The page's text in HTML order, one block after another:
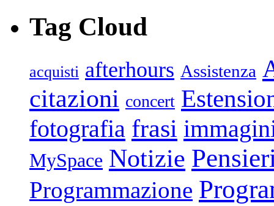
Tag Cloud
acquisti afterhours Assistenza
citazioni concert
fotografia frasi
MySpace Notizie
Programmazione